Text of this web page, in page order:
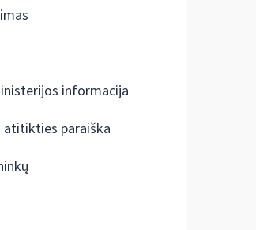
informacija
paraiška